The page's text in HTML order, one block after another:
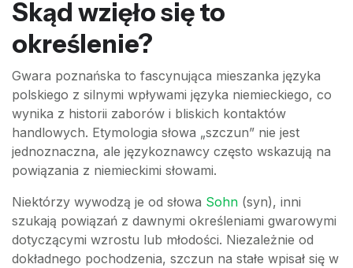
Skąd wzięło się to
określenie?
Gwara poznańska to fascynująca mieszanka języka
polskiego z silnymi wpływami języka niemieckiego, co
wynika z historii zaborów i bliskich kontaktów
handlowych. Etymologia słowa „szczun” nie jest
jednoznaczna, ale językoznawcy często wskazują na
powiązania z niemieckimi słowami.
Niektórzy wywodzą je od słowa Sohn (syn), inni
szukają powiązań z dawnymi określeniami gwarowymi
dotyczącymi wzrostu lub młodości. Niezależnie od
dokładnego pochodzenia, szczun na stałe wpisał się w